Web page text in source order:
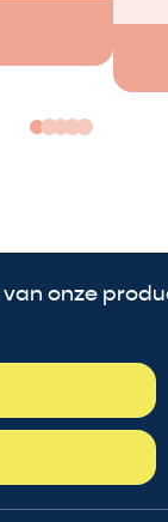
onze